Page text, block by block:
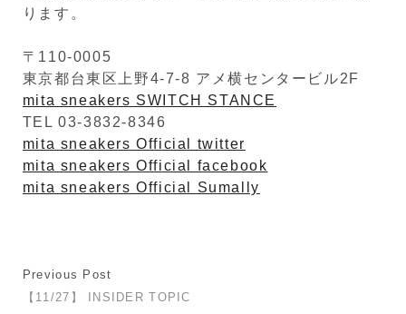
ります。
〒110-0005
東京都台東区上野4-7-8 アメ横センタービル2F
mita sneakers SWITCH STANCE
TEL 03-3832-8346
mita sneakers Official twitter
mita sneakers Official facebook
mita sneakers Official Sumally
Previous Post
【11/27】 INSIDER TOPIC